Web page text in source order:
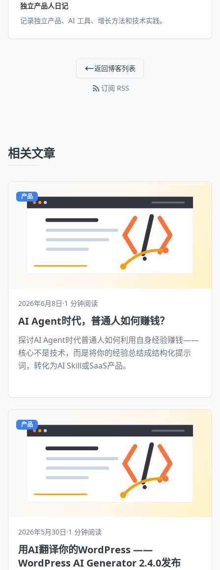
独立产品人日记
记录独立产品、AI 工具、增长方法和技术实践。
返回博客列表
订阅 RSS
相关文章
产品
2026年6月8日·1 分钟阅读
AI Agent时代，普通人如何赚钱？
探讨AI Agent时代普通人如何利用自身经验赚钱——
核心不是技术，而是将你的经验总结成结构化提示
词，转化为AI Skill或SaaS产品。
产品
2026年5月30日·1 分钟阅读
用AI翻译你的WordPress ——
WordPress AI Generator 2.4.0发布